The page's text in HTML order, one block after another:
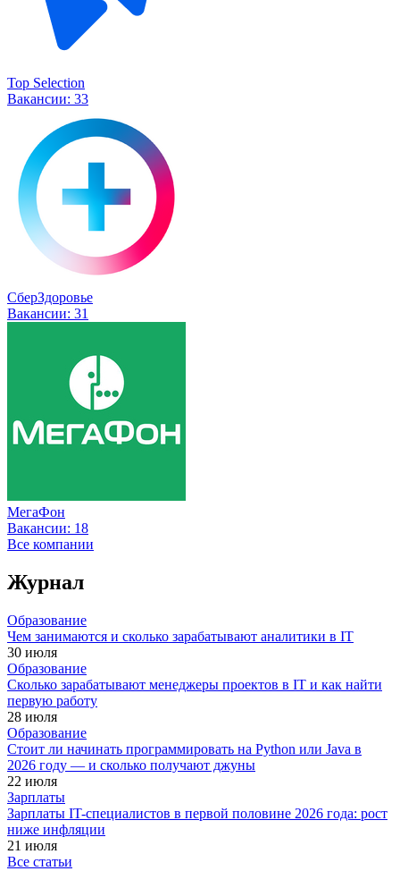
Top Selection
Вакансии: 33
СберЗдоровье
Вакансии: 31
МегаФон
Вакансии: 18
Все компании
Журнал
Образование
Чем занимаются и сколько зарабатывают аналитики в IT
30 июля
Образование
Сколько зарабатывают менеджеры проектов в IT и как найти
первую работу
28 июля
Образование
Стоит ли начинать программировать на Python или Java в
2026 году — и сколько получают джуны
22 июля
Зарплаты
Зарплаты IT-специалистов в первой половине 2026 года: рост
ниже инфляции
21 июля
Все статьи